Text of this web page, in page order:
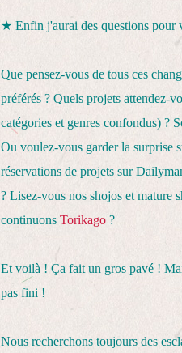
★ Enfin j'aurai des questions pour
Que pensez-vous de tous ces
préférés ? Quels projets attendez-
catégories et genres confondus) ?
Ou voulez-vous garder la surprise
réservations de projets sur
? Lisez-vous nos shojos et mature
continuons Torikago ?
Et voilà ! Ça fait un gros pavé !
pas fini !
Nous recherchons toujours des